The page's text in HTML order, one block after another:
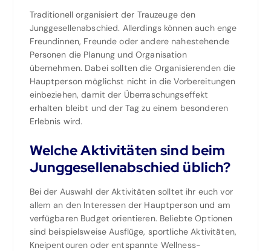
Traditionell organisiert der Trauzeuge den
Junggesellenabschied. Allerdings können auch enge
Freundinnen, Freunde oder andere nahestehende
Personen die Planung und Organisation
übernehmen. Dabei sollten die Organisierenden die
Hauptperson möglichst nicht in die Vorbereitungen
einbeziehen, damit der Überraschungseffekt
erhalten bleibt und der Tag zu einem besonderen
Erlebnis wird.
Welche Aktivitäten sind beim
Junggesellenabschied üblich?
Bei der Auswahl der Aktivitäten solltet ihr euch vor
allem an den Interessen der Hauptperson und am
verfügbaren Budget orientieren. Beliebte Optionen
sind beispielsweise Ausflüge, sportliche Aktivitäten,
Kneipentouren oder entspannte Wellness-